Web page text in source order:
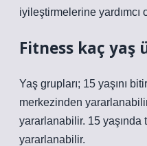
iyileştirmelerine yardımcı
Fitness kaç yaş
Yaş grupları; 15 yaşını
merkezinden
yararlanabilir. 15
yararlanabilir.